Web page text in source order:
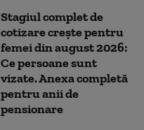
Stagiul complet de
cotizare crește pentru
femei din august 2026:
Ce persoane sunt
vizate. Anexa completă
pentru anii de
pensionare